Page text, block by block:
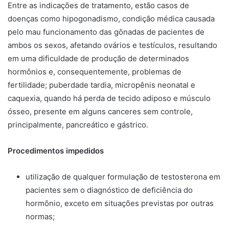
Entre as indicações de tratamento, estão casos de
doenças como hipogonadismo, condição médica causada
pelo mau funcionamento das gônadas de pacientes de
ambos os sexos, afetando ovários e testículos, resultando
em uma dificuldade de produção de determinados
hormônios e, consequentemente, problemas de
fertilidade; puberdade tardia, micropênis neonatal e
caquexia, quando há perda de tecido adiposo e músculo
ósseo, presente em alguns canceres sem controle,
principalmente, pancreático e gástrico.
Procedimentos impedidos
utilização de qualquer formulação de testosterona em
pacientes sem o diagnóstico de deficiência do
hormônio, exceto em situações previstas por outras
normas;